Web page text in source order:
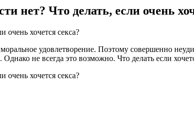
нет? Что делать, если очень
удовлетворение. Поэтому совершенно
не всегда это возможно. Что делать если